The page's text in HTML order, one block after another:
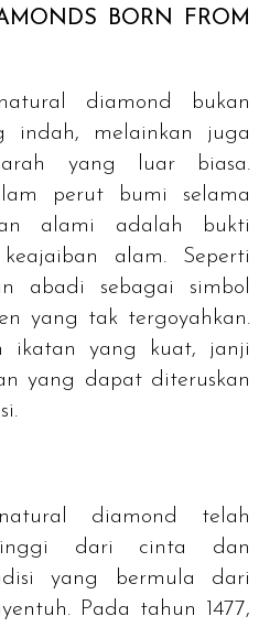
BORN FROM
natural diamond
bukan
indah, melainkan juga
yang luar biasa.
perut bumi selama
alami adalah bukti
alam. Seperti
abadi sebagai simbol
yang tak tergoyahkan.
ikatan yang kuat, janji
yang dapat diteruskan
natural diamond
telah
dari cinta dan
yang bermula dari
Pada tahun 1477,